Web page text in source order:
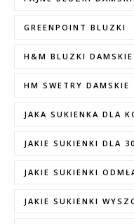
GREENPOINT BLUZKI
H&M BLUZKI DAMSKIE
HM SWETRY DAMSKIE
JAKA SUKIENKA DLA
JAKIE SUKIENKI DLA
JAKIE SUKIENKI
JAKIE SUKIENKI